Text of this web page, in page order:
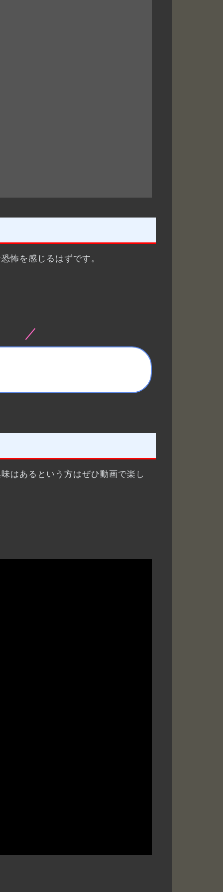
怖を感じるはずです。
はあるという方はぜひ動画で楽し